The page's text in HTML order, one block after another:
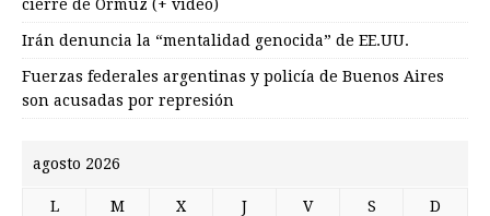
cierre de Ormuz (+ video)
Irán denuncia la “mentalidad genocida” de EE.UU.
Fuerzas federales argentinas y policía de Buenos Aires
son acusadas por represión
agosto 2026
L M X J V S D